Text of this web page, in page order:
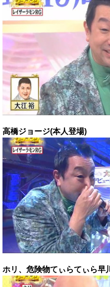
高橋ジョージ(本人登場)
ホリ、危険物てぃらてぃら早川